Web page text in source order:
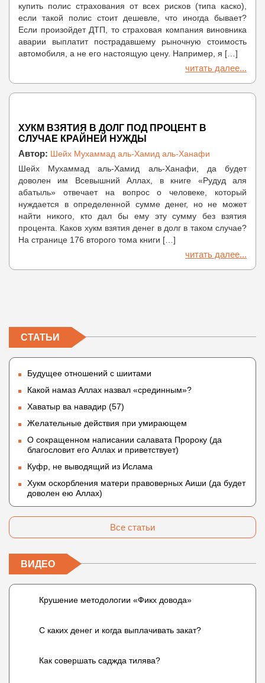
купить полис страхования от всех рисков (типа каско),
если такой полис стоит дешевле, что иногда бывает?
Если произойдет ДТП, то страховая компания виновника
аварии выплатит пострадавшему рыночную стоимость
автомобиля, а не его настоящую цену. Например, я […]
читать далее...
ХУКМ ВЗЯТИЯ В ДОЛГ ПОД ПРОЦЕНТ В
СЛУЧАЕ КРАЙНЕЙ НУЖДЫ
Автор: Шейх Мухаммад аль-Хамид аль-Ханафи
Шейх Мухаммад аль-Хамид аль-Ханафи, да будет
доволен им Всевышний Аллах, в книге «Рудуд аля
абатыль» отвечает на вопрос о человеке, который
нуждается в определенной сумме денег, но не может
найти никого, кто дал бы ему эту сумму без взятия
процента. Каков хукм взятия денег в долг в таком случае?
На странице 176 второго тома книги […]
читать далее...
СТАТЬИ
Будущее отношений с шиитами
Какой намаз Аллах назвал «срединным»?
Хаватыр ва навадир (57)
Желательные действия при умирающем
О сокращенном написании салавата Пророку (да
благословит его Аллах и приветствует)
Куфр, не выводящий из Ислама
Хукм оскорбления матери правоверных Аиши (да будет
доволен ею Аллах)
Все статьи
ВИДЕО
Крушение методологии «Фикх довода»
С каких денег и когда выплачивать закат?
Как совершать саджда тилява?